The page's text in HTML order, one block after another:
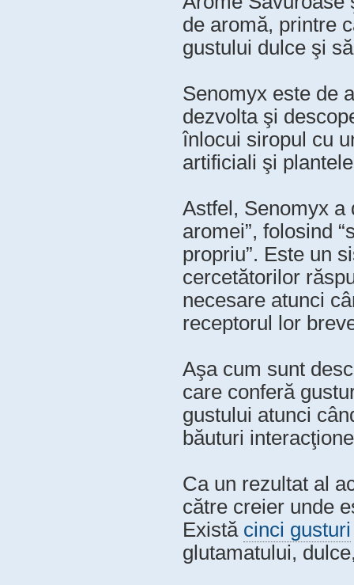
de aromă, printre
gustului dulce şi
Senomyx este de
dezvolta şi
înlocui siropul cu
artificiali şi
Astfel, Senomyx a
aromei”, folosind
propriu”. Este un
cercetătorilor
necesare atunci
receptorul lor
Aşa cum sunt
care conferă
gustului atunci
băuturi
Ca un rezultat al
către creier unde
Există cinci gusturi
glutamatului,